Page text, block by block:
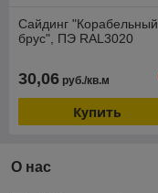
Сайдинг "Корабельный
брус", ПЭ RAL3020
30,06 руб./кв.м
Купить
О нас